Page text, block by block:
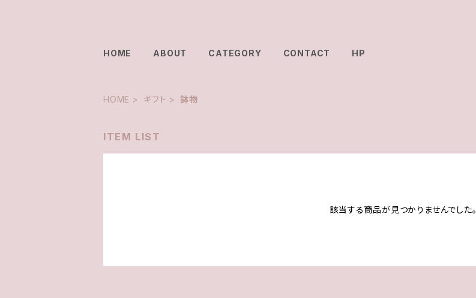
HOME ABOUT CATEGORY CONTACT HP
HOME ギフト 鉢物
ITEM LIST
該当する商品が見つかりませんでした。